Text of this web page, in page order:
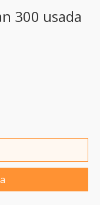
300 usada